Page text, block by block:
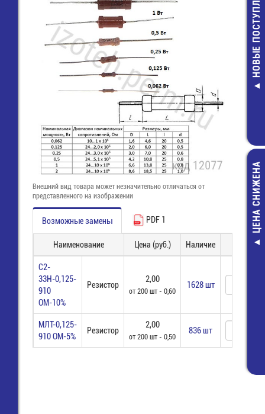
RNBL-2-4
"О" 4,3 мм,
2,5 мм2
НОВЫЕ ПОСТУПЛЕНИЯ
8 конт. (IC
91,00 руб.
47,00 руб.
ЦЕНА СНИЖЕНА
Внешний вид товара может незначительно отличаться от
представленного на изображении
Возможные замены PDF 1
Наименование Цена (руб.) Наличие Заказ
С2-
33Н-0,125-
910
ОМ-10%
Резистор
2,00
от 200 шт - 0,60
1628 шт
МЛТ-0,125-
910 ОМ-5%
Резистор
2,00
от 200 шт - 0,50
836 шт